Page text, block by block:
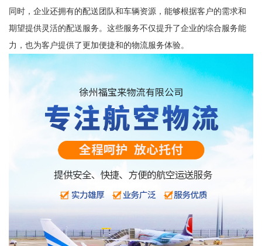
同时，企业还拥有的配送团队和车辆资源，能够根据客户的需求和
期望提供灵活的配送服务。这些服务不仅提升了企业的综合服务能
力，也为客户提供了更加便捷和的物流服务体验。